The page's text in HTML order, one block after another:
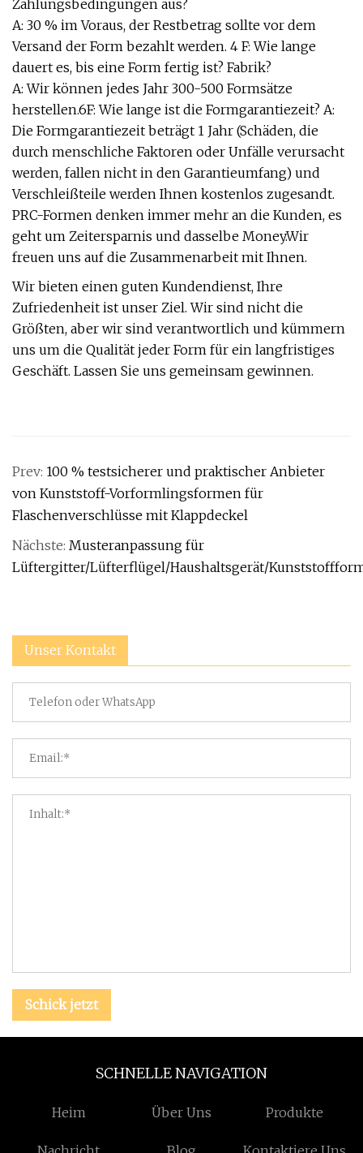
Zahlungsbedingungen aus?
A: 30 % im Voraus, der Restbetrag sollte vor dem
Versand der Form bezahlt werden. 4 F: Wie lange
dauert es, bis eine Form fertig ist? Fabrik?
A: Wir können jedes Jahr 300-500 Formsätze
herstellen.6F: Wie lange ist die Formgarantiezeit? A:
Die Formgarantiezeit beträgt 1 Jahr (Schäden, die
durch menschliche Faktoren oder Unfälle verursacht
werden, fallen nicht in den Garantieumfang) und
Verschleißteile werden Ihnen kostenlos zugesandt.
PRC-Formen denken immer mehr an die Kunden, es
geht um Zeitersparnis und dasselbe Money.Wir
freuen uns auf die Zusammenarbeit mit Ihnen.
Wir bieten einen guten Kundendienst, Ihre
Zufriedenheit ist unser Ziel. Wir sind nicht die
Größten, aber wir sind verantwortlich und kümmern
uns um die Qualität jeder Form für ein langfristiges
Geschäft. Lassen Sie uns gemeinsam gewinnen.
Prev: 100 % testsicherer und praktischer Anbieter
von Kunststoff-Vorformlingsformen für
Flaschenverschlüsse mit Klappdeckel
Nächste: Musteranpassung für
Lüftergitter/Lüfterflügel/Haushaltsgerät/
Unser Kontakt
Schick jetzt
SCHNELLE NAVIGATION
Heim Über Uns Produkte